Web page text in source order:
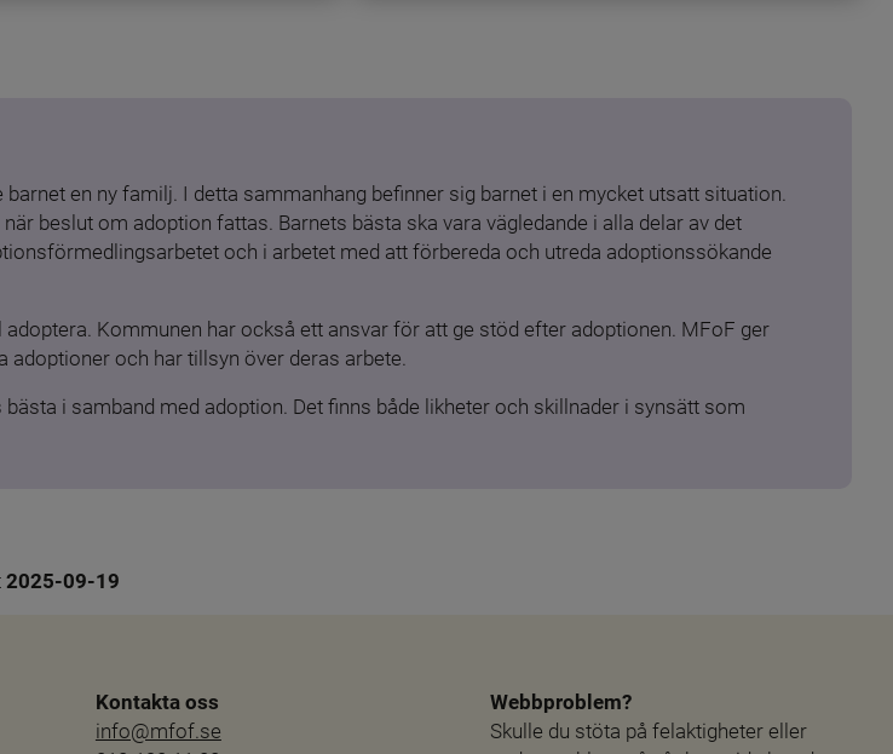
en ny familj. I detta sammanhang befinner sig barnet i en mycket utsatt situation.
beslut om adoption fattas. Barnets bästa ska vara vägledande i alla delar av det
och i arbetet med att förbereda och utreda adoptionssökande
Kommunen har också ett ansvar för att ge stöd efter adoptionen. MFoF ger
och har tillsyn över deras arbete.
i samband med adoption. Det finns både likheter och skillnader i synsätt som
2025-09-19
Kontakta oss
info@mfof.se
Webbproblem?
Skulle du stöta på felaktigheter eller